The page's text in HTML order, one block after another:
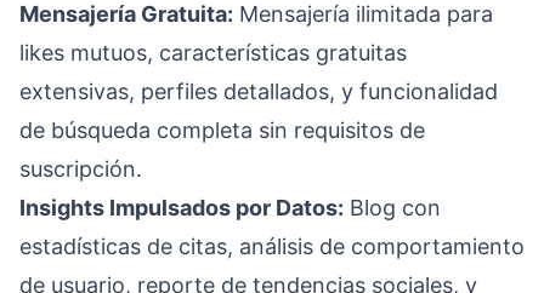
Mensajería Gratuita: Mensajería ilimitada para
likes mutuos, características gratuitas
extensivas, perfiles detallados, y funcionalidad
de búsqueda completa sin requisitos de
suscripción.
Insights Impulsados por Datos: Blog con
estadísticas de citas, análisis de comportamiento
de usuario, reporte de tendencias sociales, y